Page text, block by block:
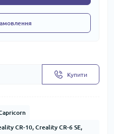
Купити
CR-10, Creality CR-6 SE,